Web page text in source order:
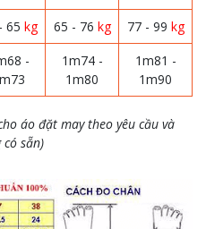
65 kg 65 - 76 kg 77 - 99 kg
-
1m74 -
1m80
1m81 -
1m90
áo đặt may theo yêu cầu và
có sẵn)